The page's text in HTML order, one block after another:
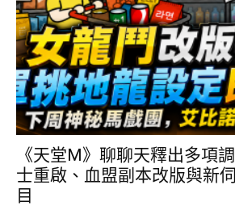
《天堂M》聊聊天釋出多項
士重啟、血盟副本改版與新
目